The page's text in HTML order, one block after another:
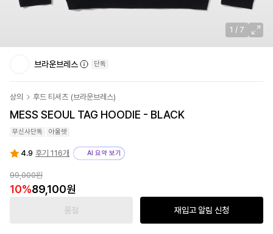
1 / 7
브라운브레스 단독
상의 후드 티셔츠 (브라운브레스)
MESS SEOUL TAG HOODIE - BLACK
무신사단독 아울렛
4.9 후기 116개 AI 요약 보기
99,000원
10%89,100원
품절 재입고 알림 신청